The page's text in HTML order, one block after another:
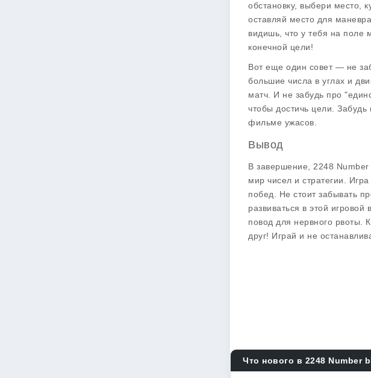
обстановку, выбери место,
оставляй место для
видишь, что у тебя на поле
конечной цели!
Вот еще один совет — не
большие числа в углах и
матч. И не забудь про
чтобы достичь цели.
фильме ужасов.
Вывод
В завершение, 2248
мир чисел и стратегии.
побед. Не стоит забывать
развиваться в этой
повод для нервного рвоты.
друг! Играй и не
Что нового в 2248 Number